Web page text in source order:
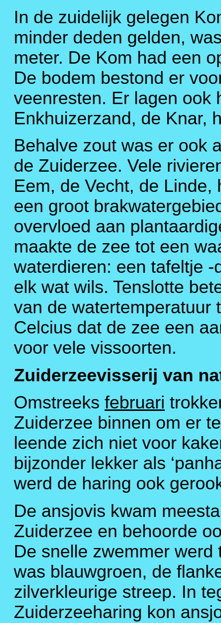
In de zuidelijk gelegen
minder deden gelden,
meter. De Kom had een
De bodem bestond er
veenresten. Er lagen ook
Enkhuizerzand, de Knar,
Behalve zout was er ook
de Zuiderzee. Vele
Eem, de Vecht, de
een groot
overvloed aan
maakte de zee tot een
waterdieren: een tafeltje
elk wat wils. Tenslotte
van de watertemperatuur
Celcius dat de zee een
voor vele vissoorten.
Zuiderzeevisserij van
Omstreeks februari
Zuiderzee binnen om er
leende zich niet voor
bijzonder lekker als
werd de haring ook
De ansjovis kwam
Zuiderzee en behoorde
De snelle zwemmer
was blauwgroen, de
zilverkleurige streep. In
Zuiderzeeharing kon